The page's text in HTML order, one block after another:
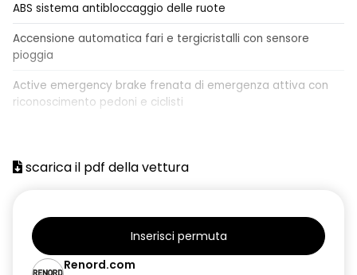
ABS sistema antibloccaggio delle ruote
Accensione automatica fari e tergicristalli con sensore
pioggia
Active emergency brake frenata di emergenza attiva con
riconoscimento pedoni e ciclisti
Airbag laterali a tendina anteriori e posteriori
Alzacristalli elettrici posteriori
Barre tetto modulari nere
scarica il pdf della vettura
Inserisci permuta
Renord.com